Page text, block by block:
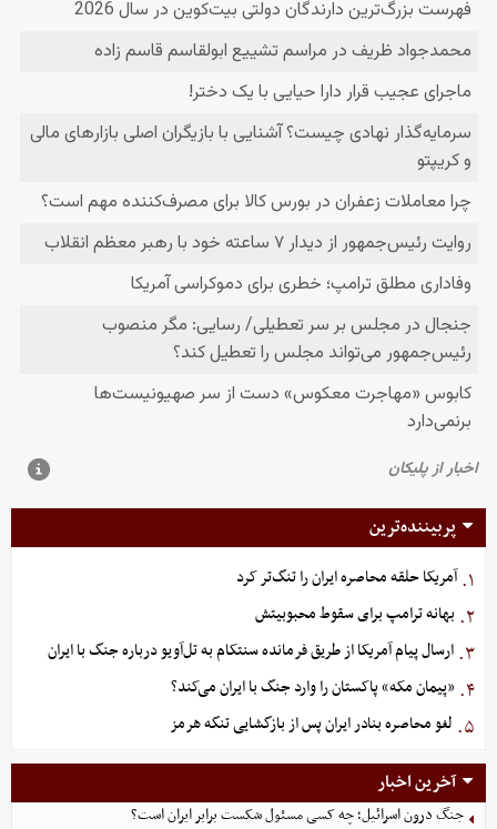
پربیننده‌ترین
۱. آمریکا حلقه محاصره ایران را تنگ‌تر کرد
۲. بهانه ترامپ برای سقوط محبوبیتش
۳. ارسال پیام آمریکا از طریق فرمانده سنتکام به تل‌آویو درباره جنگ با ایران
۴. «پیمان مکه» پاکستان را وارد جنگ با ایران می‌کند؟
۵. لغو محاصره بنادر ایران پس از بازگشایی تنگه هرمز
آخرین اخبار
جنگ درون اسرائیل؛ چه کسی مسئول شکست برابر ایران است؟